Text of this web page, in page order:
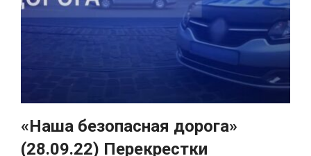
«Наша безопасная дорога»
(28.09.22) Перекрестки